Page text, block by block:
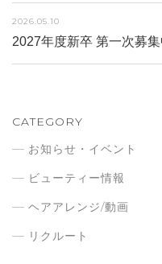
2026.05.10
2027年度新卒 第一次募集
CATEGORY
お知らせ・イベント
ビューティー情報
ヘアアレンジ/動画
リクルート